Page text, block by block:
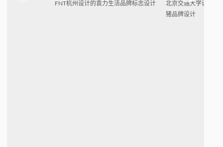
FNT杭州设计的袁力生活品牌标志设计
北京交通大学设计的
猪品牌设计